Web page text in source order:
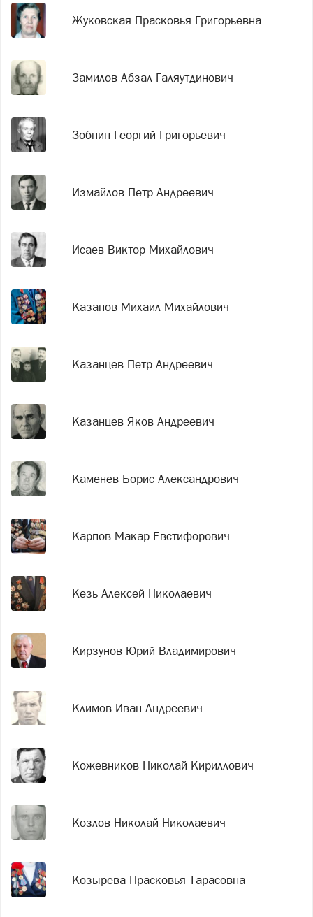
Жуковская Прасковья Григорьевна
Замилов Абзал Галяутдинович
Зобнин Георгий Григорьевич
Измайлов Петр Андреевич
Исаев Виктор Михайлович
Казанов Михаил Михайлович
Казанцев Петр Андреевич
Казанцев Яков Андреевич
Каменев Борис Александрович
Карпов Макар Евстифорович
Кезь Алексей Николаевич
Кирзунов Юрий Владимирович
Климов Иван Андреевич
Кожевников Николай Кириллович
Козлов Николай Николаевич
Козырева Прасковья Тарасовна